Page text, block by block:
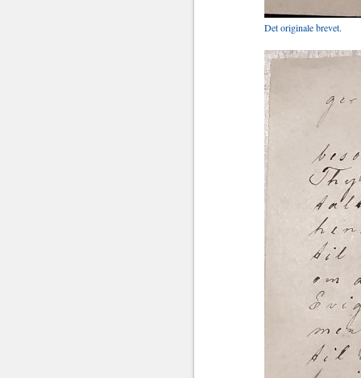
Det originale brevet.